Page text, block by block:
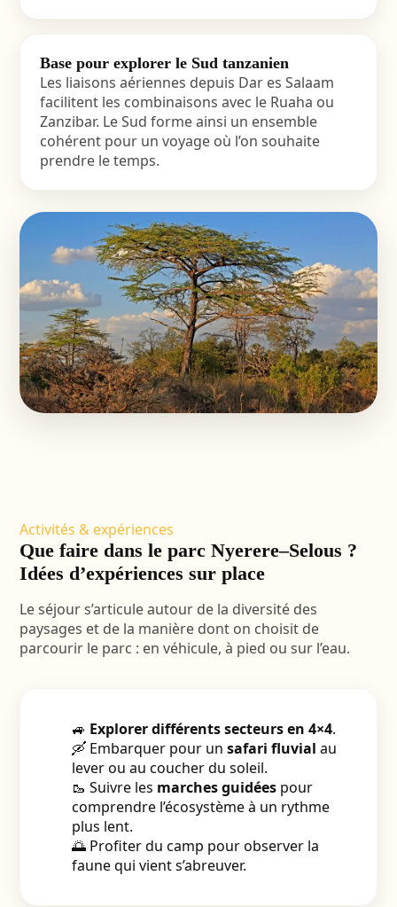
Base pour explorer le Sud tanzanien
Les liaisons aériennes depuis Dar es Salaam
facilitent les combinaisons avec le Ruaha ou
Zanzibar. Le Sud forme ainsi un ensemble
cohérent pour un voyage où l’on souhaite
prendre le temps.
Activités & expériences
Que faire dans le parc Nyerere–Selous ?
Idées d’expériences sur place
Le séjour s’articule autour de la diversité des
paysages et de la manière dont on choisit de
parcourir le parc : en véhicule, à pied ou sur l’eau.
🚙 Explorer différents secteurs en 4×4.
🛶 Embarquer pour un safari fluvial au
lever ou au coucher du soleil.
🥾 Suivre les marches guidéespour
comprendre l’écosystème à un rythme
plus lent.
🌅 Profiter du camp pour observer la
faune qui vient s’abreuver.